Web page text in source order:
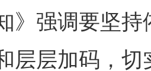
强调要坚持
层层加码，